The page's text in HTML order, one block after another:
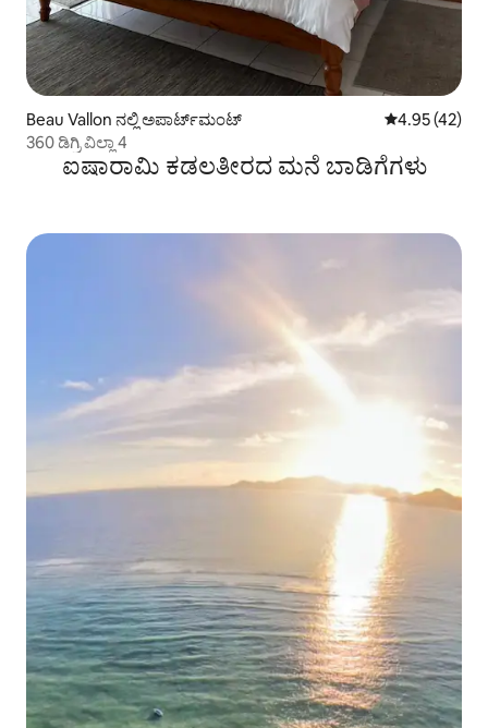
Beau Vallon ನಲ್ಲಿ ಅಪಾರ್ಟ್‌ಮಂಟ್ 5 ರಲ್ಲಿ 4.95
4.95 (42)
360 ಡಿಗ್ರಿ ವಿಲ್ಲಾ 4
ಐಷಾರಾಮಿ ಕಡಲತೀರದ ಮನೆ ಬಾಡಿಗೆಗಳು